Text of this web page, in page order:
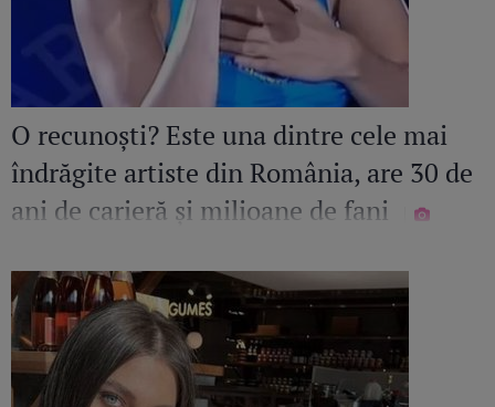
O recunoști? Este una dintre cele mai
îndrăgite artiste din România, are 30 de
ani de carieră și milioane de fani